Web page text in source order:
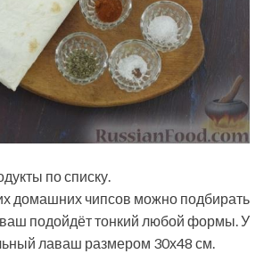
по списку.
домашних чипсов можно подбирать
подойдёт тонкий любой формы. У
лаваш размером 30х48 см.